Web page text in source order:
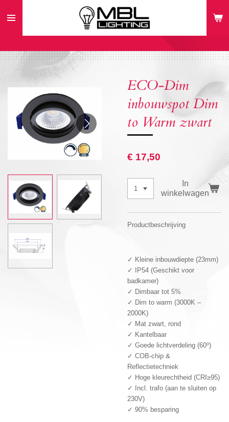
direct
hoofdinhoud
ECO-Dim
inbouwspot Dim
to Warm zwart
€ 17,50
In
winkelwagen
Productbeschrijving
✓ Kleine inbouwdiepte (23mm)
✓ IP54 (Geschikt voor
badkamer)
✓ Dimbaar tot 5%
✓ Dim to warm (3000K –
2000K)
✓ Mat zwart, rond
✓ Kantelbaar
✓ Goede lichtverdeling (60⁰)
✓ COB-chip &
Reflectietechniek
✓ Hoge kleurechtheid (CRI≥95)
✓ Incl. trafo (aan te sluiten op
230V)
✓ 90% besparing